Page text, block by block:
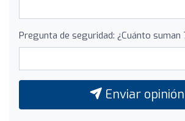
Pregunta de seguridad: ¿Cuánto suman
Enviar opinión